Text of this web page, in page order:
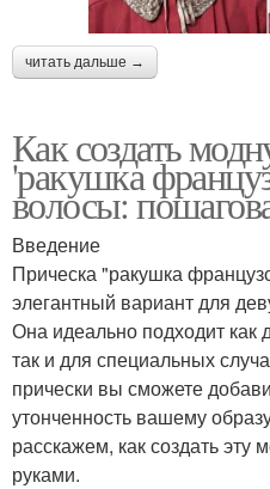
читать дальше →
Как создать
'ракушка
волосы:
Введение
Прическа "ракушка
элегантный вариант для
Она идеально подходит как
так и для специальных
прически вы сможете
утонченность вашему
расскажем, как создать эту
руками.